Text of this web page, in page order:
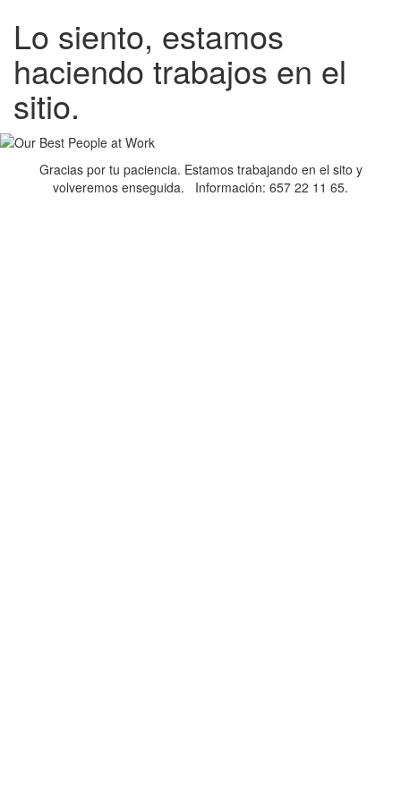
Lo siento, estamos
haciendo trabajos en el
sitio.
Gracias por tu paciencia. Estamos trabajando en el sito y
volveremos enseguida. Información: 657 22 11 65.